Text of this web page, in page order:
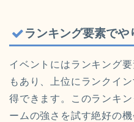
ランキング要素でや
イベントにはランキング
もあり、上位にランクイ
得できます。このランキ
ームの強さを試す絶好の